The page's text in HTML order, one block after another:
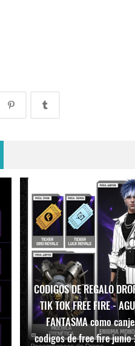
CODIGOS DE REGALO
TIK TOK FREE FIRE -
FANTASMA como
codigos de free fire junio